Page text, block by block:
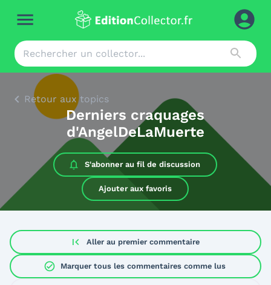
Retour aux topics
Derniers craquages
d'AngelDeLaMuerte
S'abonner au fil de discussion
Ajouter aux favoris
first_page Aller au premier commentaire
check_circle Marquer tous les commentaires comme lus